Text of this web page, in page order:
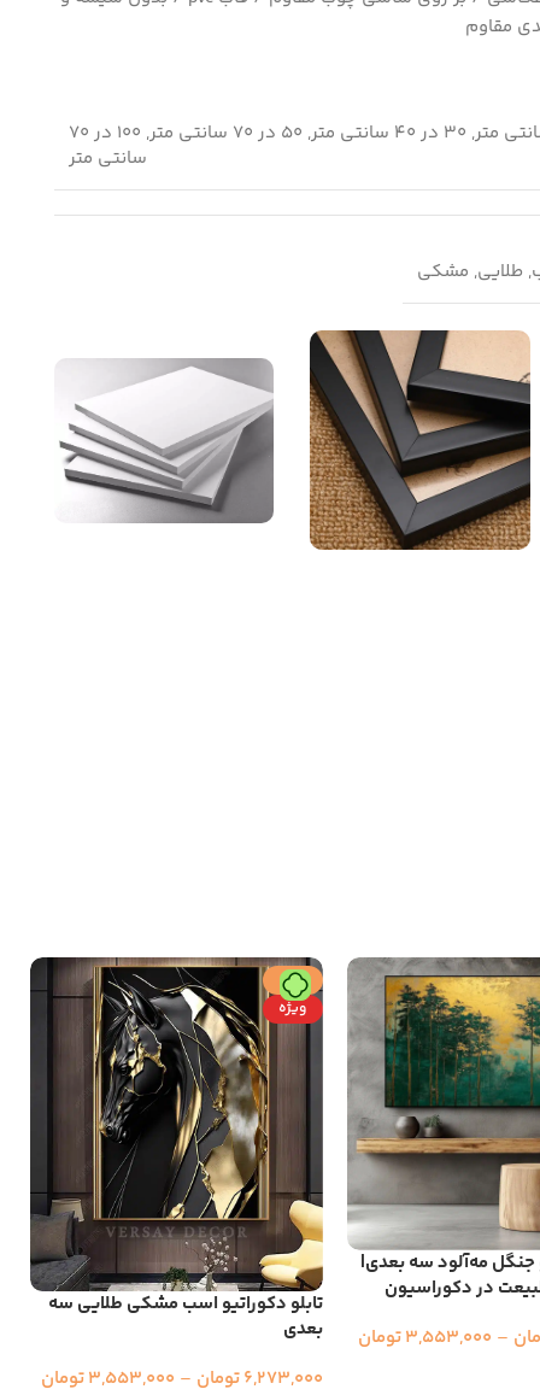
مقاوم
120 در 80 سانتی متر, 30 در 40 سانتی متر, 50 در 70 سانتی متر, 100 در 70
سانتی متر
طلایی, مشکی
جنگل مه‌آلود سه بعدی|
در دکوراسیون
–
3,553,000تومان
حراج
ویژه
تابلو دکوراتیو اسب مشکی طلایی سه
بعدی
6,273,000تومان –
3,553,000تومان